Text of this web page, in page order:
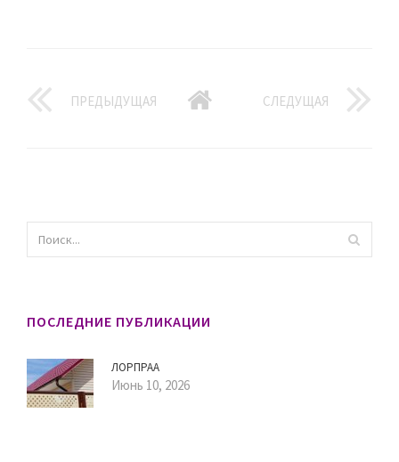
ПРЕДЫДУЩАЯ СЛЕДУЩАЯ
ПОСЛЕДНИЕ ПУБЛИКАЦИИ
ЛОРПРАА
Июнь 10, 2026